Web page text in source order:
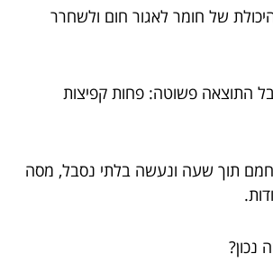
של חומר לאגור חום ולשחרר
התוצאה פשוטה: פחות קפיצות
תוך שעה ונעשה בלתי נסבל, מסה
נכון?